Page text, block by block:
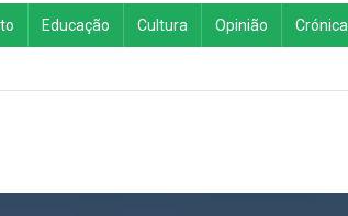
Educação Cultura Opinião Crónica